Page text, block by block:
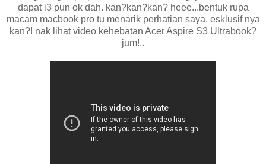
dapat i3 pun ok dah. kan?kan?kan? heee...bentuk rupa
macam macbook pro tu menarik perhatian saya. esklusif nya
kan?! nak lihat video kehebatan Acer Aspire S3 Ultrabook?
jum!..